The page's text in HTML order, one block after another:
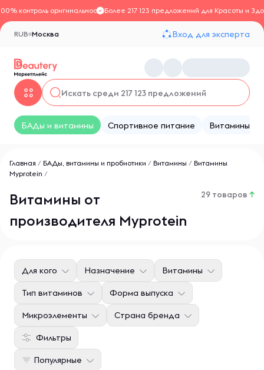
контроль оригинальностиБолее 217 123 предложений для Красоты и
Москва
RUB Вход для эксперта
БАДы и витамины Спортивное питание Витамины
Главная / БАДы, витамины и пробиотики / Витамины / Витамины
Myprotein /
Витамины от
производителя Myprotein
29 товаров ↑
Фильтры
Для кого Назначение Витамины
Тип витаминов Форма выпуска
Микроэлементы Страна бренда
Популярные